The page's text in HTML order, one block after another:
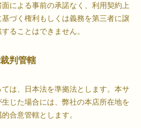
による事前の承諾なく、利用契約上
づく権利もしくは義務を第三者に譲
ることはできません。
判管轄
は、日本法を準拠法とします。本サ
じた場合には、弊社の本店所在地を
合意管轄とします。